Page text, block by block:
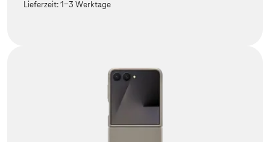
Lieferzeit:1-3 Werktage